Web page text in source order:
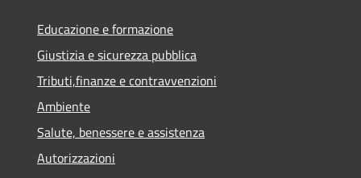
Educazione e formazione
Giustizia e sicurezza pubblica
Tributi,finanze e contravvenzioni
Ambiente
Salute, benessere e assistenza
Autorizzazioni